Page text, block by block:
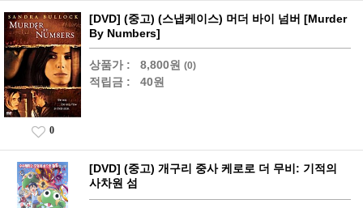
[DVD] (중고) (스냅케이스) 머더 바이 넘버 [Murder
By Numbers]
상품가 : 8,800원 (0)
적립금 : 40원
0
[DVD] (중고) 개구리 중사 케로로 더 무비: 기적의
사차원 섬